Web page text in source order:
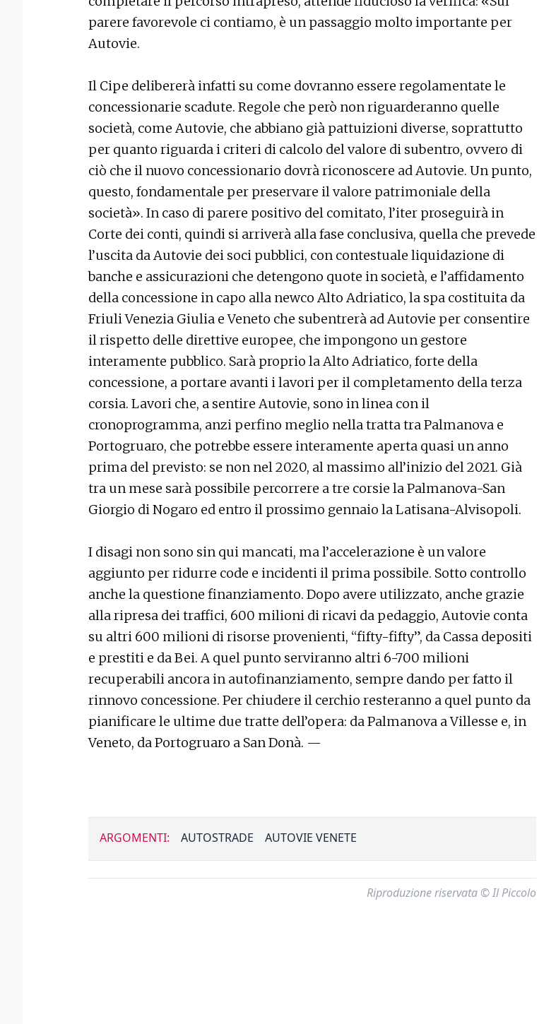
parere favorevole ci contiamo, è un passaggio molto importante per
Autovie.
Il Cipe delibererà infatti su come dovranno essere regolamentate le
concessionarie scadute. Regole che però non riguarderanno quelle
società, come Autovie, che abbiano già pattuizioni diverse, soprattutto
per quanto riguarda i criteri di calcolo del valore di subentro, ovvero di
ciò che il nuovo concessionario dovrà riconoscere ad Autovie. Un punto,
questo, fondamentale per preservare il valore patrimoniale della
società». In caso di parere positivo del comitato, l’iter proseguirà in
Corte dei conti, quindi si arriverà alla fase conclusiva, quella che prevede
l’uscita da Autovie dei soci pubblici, con contestuale liquidazione di
banche e assicurazioni che detengono quote in società, e l’affidamento
della concessione in capo alla newco Alto Adriatico, la spa costituita da
Friuli Venezia Giulia e Veneto che subentrerà ad Autovie per consentire
il rispetto delle direttive europee, che impongono un gestore
interamente pubblico. Sarà proprio la Alto Adriatico, forte della
concessione, a portare avanti i lavori per il completamento della terza
corsia. Lavori che, a sentire Autovie, sono in linea con il
cronoprogramma, anzi perfino meglio nella tratta tra Palmanova e
Portogruaro, che potrebbe essere interamente aperta quasi un anno
prima del previsto: se non nel 2020, al massimo all’inizio del 2021. Già
tra un mese sarà possibile percorrere a tre corsie la Palmanova-San
Giorgio di Nogaro ed entro il prossimo gennaio la Latisana-Alvisopoli.
I disagi non sono sin qui mancati, ma l’accelerazione è un valore
aggiunto per ridurre code e incidenti il prima possibile. Sotto controllo
anche la questione finanziamento. Dopo avere utilizzato, anche grazie
alla ripresa dei traffici, 600 milioni di ricavi da pedaggio, Autovie conta
su altri 600 milioni di risorse provenienti, “fifty-fifty”, da Cassa depositi
e prestiti e da Bei. A quel punto serviranno altri 6-700 milioni
recuperabili ancora in autofinanziamento, sempre dando per fatto il
rinnovo concessione. Per chiudere il cerchio resteranno a quel punto da
pianificare le ultime due tratte dell’opera: da Palmanova a Villesse e, in
Veneto, da Portogruaro a San Donà. —
ARGOMENTI: AUTOSTRADE AUTOVIE VENETE
Riproduzione riservata © Il Piccolo